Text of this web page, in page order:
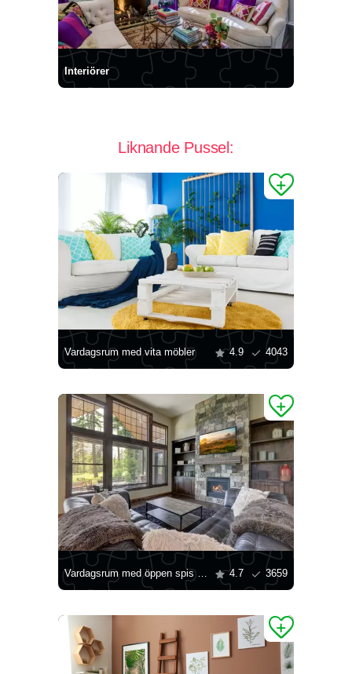
Interiörer
Liknande Pussel:
Vardagsrum med vita möbler 4.9 4043
Vardagsrum med öppen spis i sten 4.7 3659